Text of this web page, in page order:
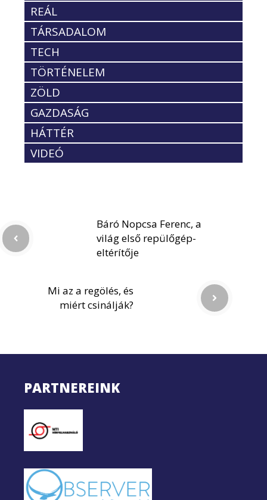
REÁL
TÁRSADALOM
TECH
TÖRTÉNELEM
ZÖLD
GAZDASÁG
HÁTTÉR
VIDEÓ
Báró Nopcsa Ferenc, a
világ első repülőgép-
eltérítője
Mi az a regölés, és
miért csinálják?
PARTNEREINK